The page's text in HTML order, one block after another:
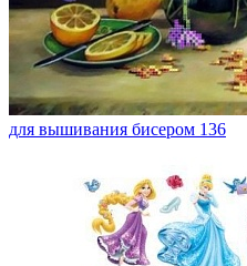
для вышивания бисером 136